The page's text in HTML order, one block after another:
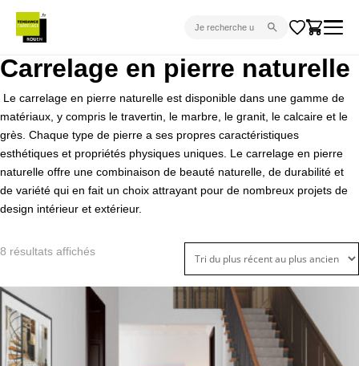
CARRELAGE INTÉRIEUR
CARRELAGE EXTÉRIEUR
PARQUET
SANITAIRE
VENTES FLASH
DEVIS
CONSEIL
Carrelage en pierre naturelle
Le carrelage en pierre naturelle est disponible dans une gamme de
matériaux, y compris le travertin, le marbre, le granit, le calcaire et le
grès. Chaque type de pierre a ses propres caractéristiques
esthétiques et propriétés physiques uniques. Le carrelage en pierre
naturelle offre une combinaison de beauté naturelle, de durabilité et
de variété qui en fait un choix attrayant pour de nombreux projets de
design intérieur et extérieur.
8 résultats affichésTrié
plus
récent